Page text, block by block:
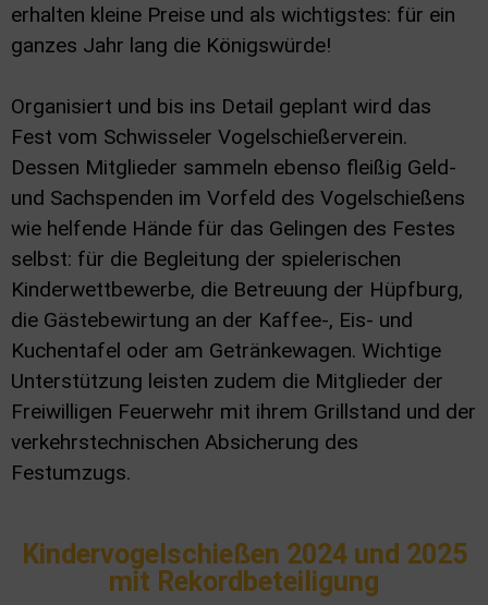
erhalten kleine Preise und als wichtigstes: für ein
ganzes Jahr lang die Königswürde!
Organisiert und bis ins Detail geplant wird das
Fest vom Schwisseler Vogelschießerverein.
Dessen Mitglieder sammeln ebenso fleißig Geld-
und Sachspenden im Vorfeld des Vogelschießens
wie helfende Hände für das Gelingen des Festes
selbst: für die Begleitung der spielerischen
Kinderwettbewerbe, die Betreuung der Hüpfburg,
die Gästebewirtung an der Kaffee-, Eis- und
Kuchentafel oder am Getränkewagen. Wichtige
Unterstützung leisten zudem die Mitglieder der
Freiwilligen Feuerwehr mit ihrem Grillstand und der
verkehrstechnischen Absicherung des
Festumzugs.
Kindervogelschießen 2024 und 2025
mit Rekordbeteiligung